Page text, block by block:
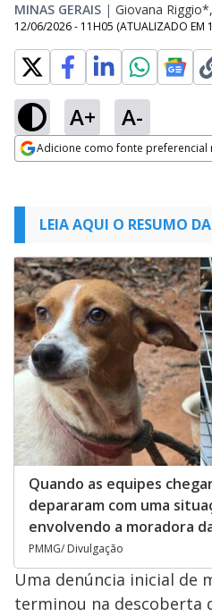
MINAS GERAIS | Giovana
12/06/2026 - 11H05 (ATUALIZADO EM
A+ A-
Adicione como fonte preferencial
LEIA AQUI O RESUMO
Quando as equipes
depararam com uma
envolvendo a moradora
PMMG/ Divulgação
Uma denúncia inicial de
terminou na descoberta